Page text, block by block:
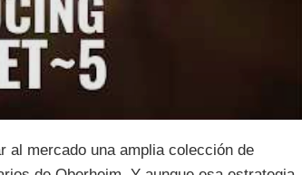
al mercado una amplia colección de